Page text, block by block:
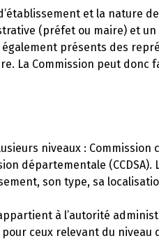
et la nature
(préfet ou maire) et un
présents des
La Commission peut donc
niveaux : Commission
départementale
son type, sa
à l’autorité
ceux relevant du niveau